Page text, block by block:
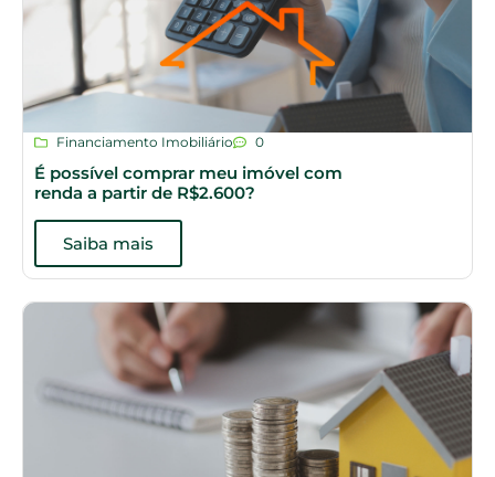
Financiamento Imobiliário 0
É possível comprar meu imóvel com
renda a partir de R$2.600?
Saiba mais